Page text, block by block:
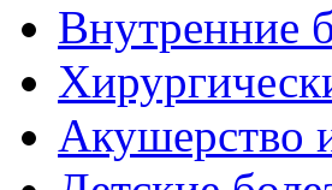
Внутренние
Акушерство